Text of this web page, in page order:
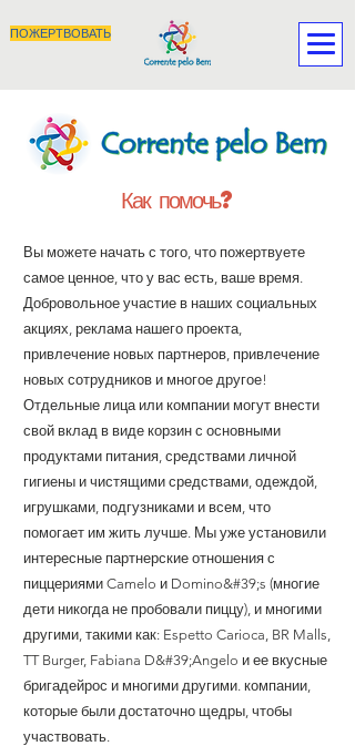
ПОЖЕРТВОВАТЬ
Как помочь?
Вы можете начать с того, что пожертвуете
самое ценное, что у вас есть, ваше время.
Добровольное участие в наших социальных
акциях, реклама нашего проекта,
привлечение новых партнеров, привлечение
новых сотрудников и многое другое!
Отдельные лица или компании могут внести
свой вклад в виде корзин с основными
продуктами питания, средствами личной
гигиены и чистящими средствами, одеждой,
игрушками, подгузниками и всем, что
помогает им жить лучше. Мы уже установили
интересные партнерские отношения с
пиццериями Camelo и Domino&#39;s (многие
дети никогда не пробовали пиццу), и многими
другими, такими как: Espetto Carioca, BR Malls,
TT Burger, Fabiana D&#39;Angelo и ее вкусные
бригадейрос и многими другими. компании,
которые были достаточно щедры, чтобы
участвовать.